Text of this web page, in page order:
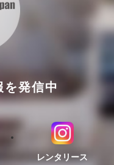
を発信中
レンタリース